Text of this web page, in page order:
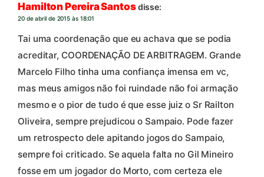
Hamilton Pereira Santosdisse:
20 de abril de 2015 às 18:01
Tai uma coordenação que eu achava que se podia
acreditar, COORDENAÇÃO DE ARBITRAGEM. Grande
Marcelo Filho tinha uma confiança imensa em vc,
mas meus amigos não foi ruindade não foi armação
mesmo e o pior de tudo é que esse juiz o Sr Railton
Oliveira, sempre prejudicou o Sampaio. Pode fazer
um retrospecto dele apitando jogos do Sampaio,
sempre foi criticado. Se aquela falta no Gil Mineiro
fosse em um jogador do Morto, com certeza ele